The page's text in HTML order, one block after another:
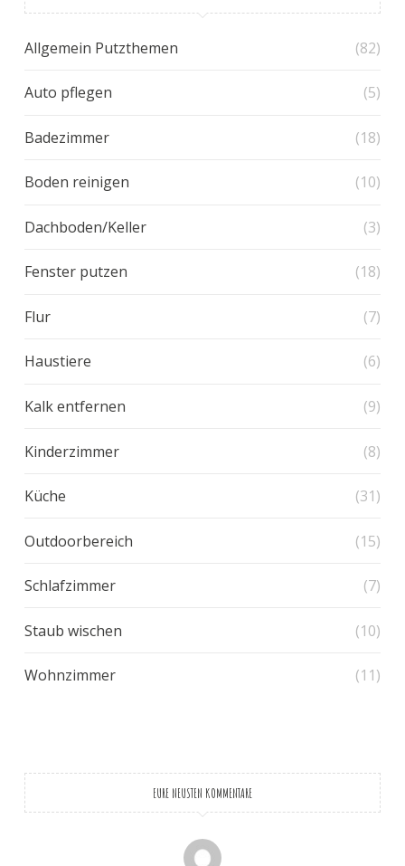
Allgemein Putzthemen (82)
Auto pflegen (5)
Badezimmer (18)
Boden reinigen (10)
Dachboden/Keller (3)
Fenster putzen (18)
Flur (7)
Haustiere (6)
Kalk entfernen (9)
Kinderzimmer (8)
Küche (31)
Outdoorbereich (15)
Schlafzimmer (7)
Staub wischen (10)
Wohnzimmer (11)
EURE NEUSTEN KOMMENTARE